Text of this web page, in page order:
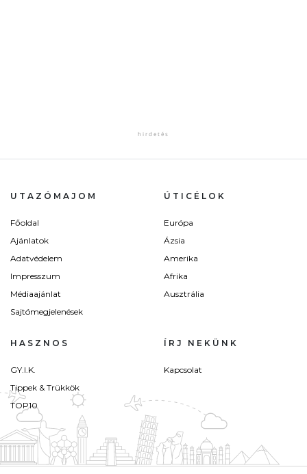
UTAZÓMAJOM
Főoldal
Ajánlatok
Adatvédelem
Impresszum
Médiaajánlat
Sajtómegjelenések
ÚTICÉLOK
Európa
Ázsia
Amerika
Afrika
Ausztrália
HASZNOS
GY.I.K.
Tippek & Trükkök
TOP10
ÍRJ NEKÜNK
Kapcsolat